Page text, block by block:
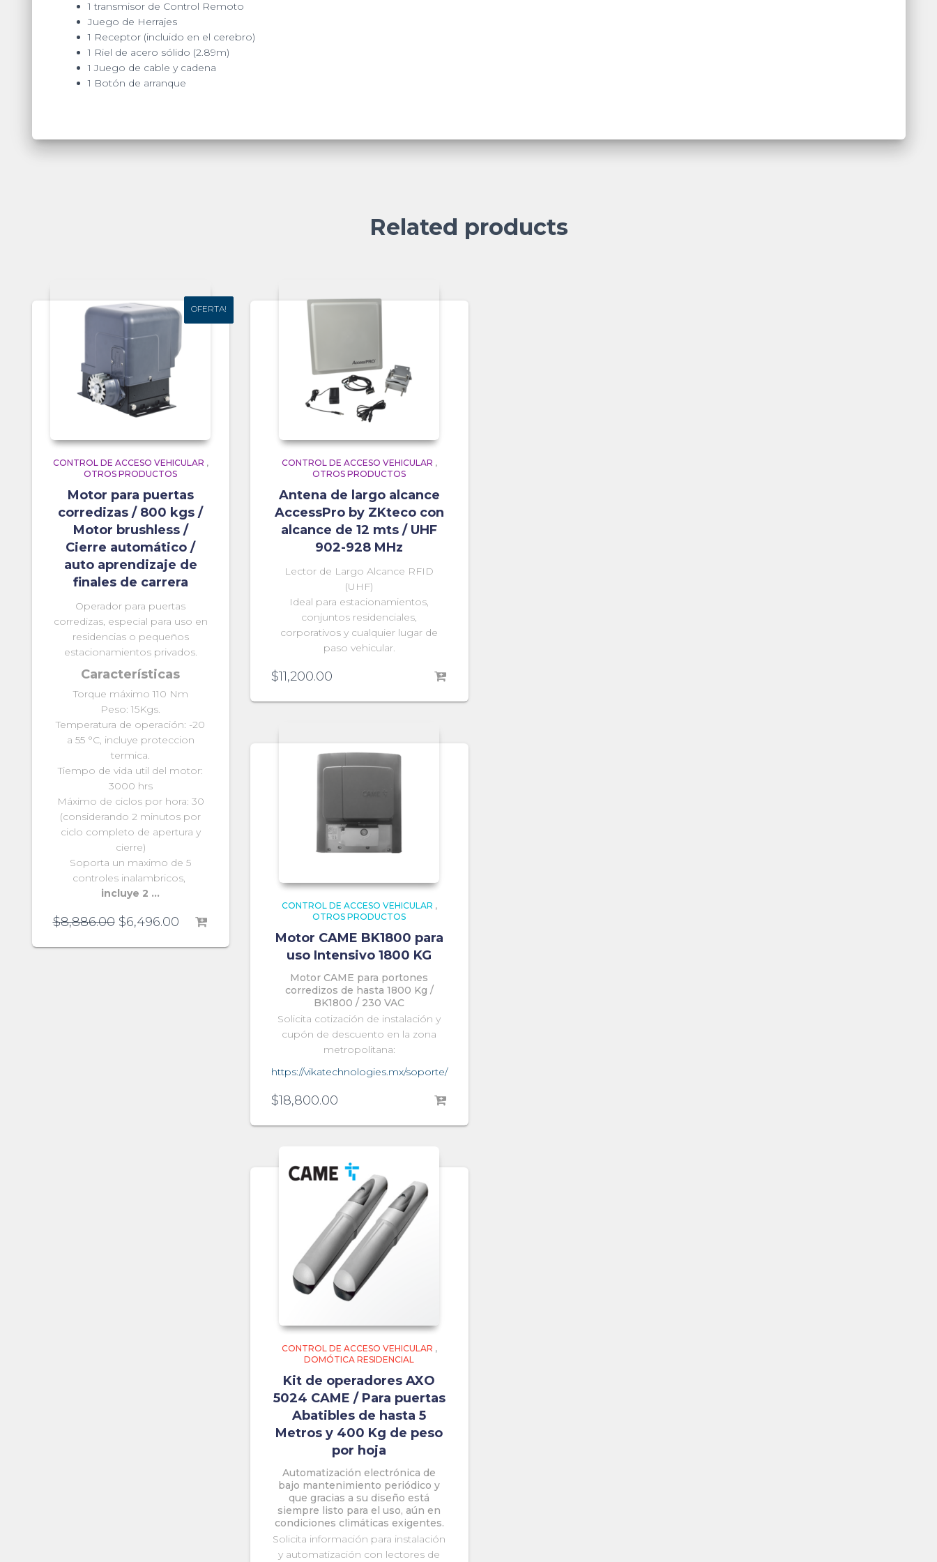
1 transmisor de Control Remoto
Juego de Herrajes
1 Receptor (incluido en el cerebro)
1 Riel de acero sólido (2.89m)
1 Juego de cable y cadena
1 Botón de arranque
Related products
OFERTA!
OFERTA!
CONTROL DE ACCESO VEHICULAR ,
OTROS PRODUCTOS
Motor para puertas
corredizas / 800 kgs /
Motor brushless /
Cierre automático /
auto aprendizaje de
finales de carrera
Operador para puertas
corredizas, especial para uso en
residencias o pequeños
estacionamientos privados.
Características
Torque máximo 110 Nm
Peso: 15Kgs.
Temperatura de operación: -20
a 55 °C, incluye proteccion
termica.
Tiempo de vida util del motor:
3000 hrs
Máximo de ciclos por hora: 30
(considerando 2 minutos por
ciclo completo de apertura y
cierre)
Soporta un maximo de 5
controles inalambricos,
incluye 2 …
$8,886.00 $6,496.00
CONTROL DE ACCESO VEHICULAR ,
OTROS PRODUCTOS
Antena de largo alcance
AccessPro by ZKteco con
alcance de 12 mts / UHF
902-928 MHz
Lector de Largo Alcance RFID
(UHF)
Ideal para estacionamientos,
conjuntos residenciales,
corporativos y cualquier lugar de
paso vehicular.
$11,200.00
CONTROL DE ACCESO VEHICULAR ,
OTROS PRODUCTOS
Motor CAME BK1800 para
uso Intensivo 1800 KG
Motor CAME para portones
corredizos de hasta 1800 Kg /
BK1800 / 230 VAC
Solicita cotización de instalación y
cupón de descuento en la zona
metropolitana:
https://vikatechnologies.mx/soporte/
$18,800.00
CONTROL DE ACCESO VEHICULAR ,
DOMÓTICA RESIDENCIAL
Kit de operadores AXO
5024 CAME / Para puertas
Abatibles de hasta 5
Metros y 400 Kg de peso
por hoja
Automatización electrónica de
bajo mantenimiento periódico y
que gracias a su diseño está
siempre listo para el uso, aún en
condiciones climáticas exigentes.
Solicita información para instalación
y automatización con lectores de